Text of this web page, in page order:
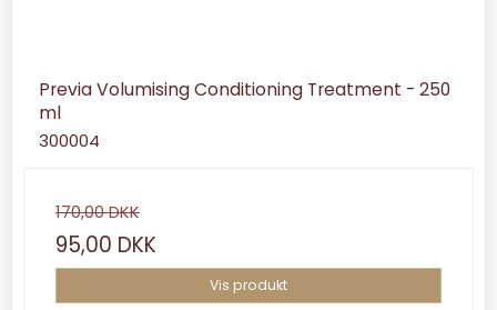
Previa Volumising Conditioning Treatment - 250
ml
300004
170,00 DKK
95,00 DKK
Vis produkt